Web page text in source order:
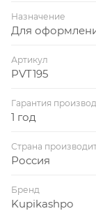
Назначение
Для
Артикул
PVT195
Гарантия
1 год
Страна
Россия
Бренд
Kupikashpo